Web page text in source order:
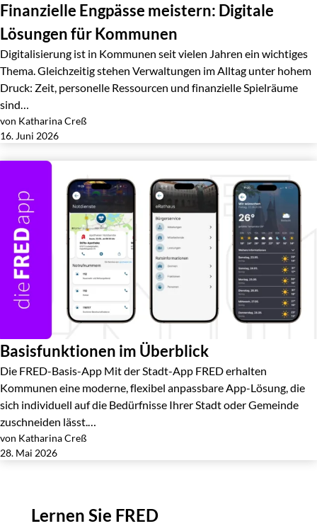
Finanzielle Engpässe meistern: Digitale
Lösungen für Kommunen
Digitalisierung ist in Kommunen seit vielen Jahren ein wichtiges
Thema. Gleichzeitig stehen Verwaltungen im Alltag unter hohem
Druck: Zeit, personelle Ressourcen und finanzielle Spielräume
sind…
von Katharina Creß
16. Juni 2026
Basisfunktionen im Überblick
Die FRED-Basis-App Mit der Stadt-App FRED erhalten
Kommunen eine moderne, flexibel anpassbare App-Lösung, die
sich individuell auf die Bedürfnisse Ihrer Stadt oder Gemeinde
zuschneiden lässt.…
von Katharina Creß
28. Mai 2026
Lernen Sie FRED